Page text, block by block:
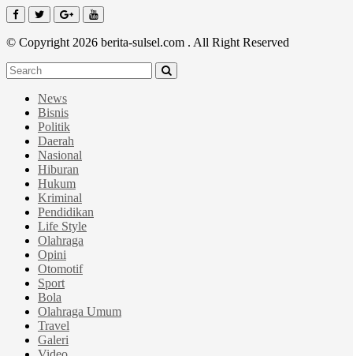
© Copyright 2026 berita-sulsel.com . All Right Reserved
News
Bisnis
Politik
Daerah
Nasional
Hiburan
Hukum
Kriminal
Pendidikan
Life Style
Olahraga
Opini
Otomotif
Sport
Bola
Olahraga Umum
Travel
Galeri